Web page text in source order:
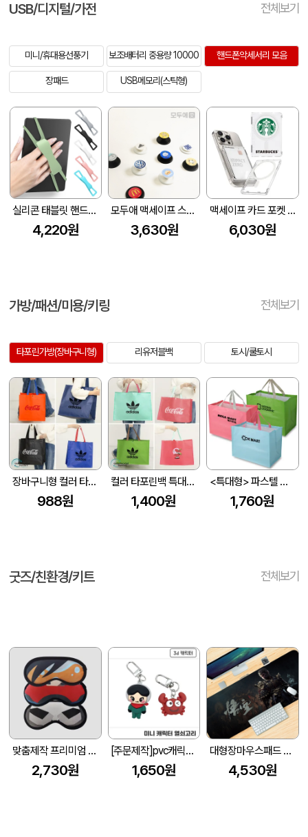
USB/디지털/가전 전체보기
미니/휴대용선풍기 보조배터리 중용량 10000 핸드폰악세서리 모음
장패드 USB메모리(스틱형)
실리콘 태블릿 핸드스트랩
4,220원
모두애 맥세이프 스마트톡 - 그냥톡
3,630원
맥세이프 카드 포켓 지갑 인쇄 문구 가능 XO
6,030원
가방/패션/미용/키링 전체보기
타포린가방(장바구니형) 리유저블백 토시/쿨토시
장바구니형 컬러 타포린백 대형(4색) (중량 140g±5)(400x250x400mm)
988원
컬러 타포린백 특대형(3색) (중량140g±5)(530x300x380mm)
1,400원
<특대형> 파스텔 타포린 마트가방(3색) (530×300×380mm)
1,760원
굿즈/친환경/키트 전체보기
맞춤제작 프리미엄 포토 안대(DTP전사)
2,730원
[주문제작]pvc캐릭터 3D 미니열쇠고리
1,650원
대형장마우스패드 제작형 - 800×300×3/4/5mm
4,530원